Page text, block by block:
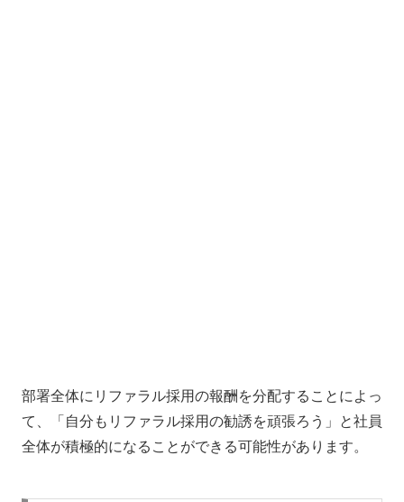
部署全体にリファラル採用の報酬を分配することによっ
て、「 自分もリファラル採用の勧誘を頑張ろう」
と社員
全体が積極的になることができる可能性があります。